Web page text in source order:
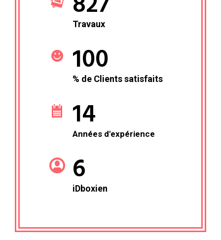
Travaux
100
% de Clients satisfaits
14
Années d'expérience
6
iDboxien